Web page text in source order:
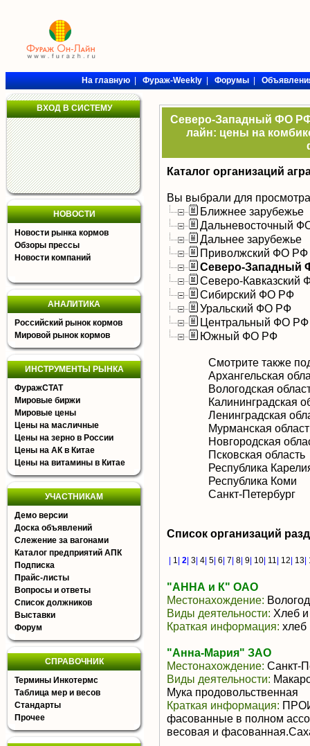
На главную|Фураж-Weekly|Форумы|
ВХОД В СИСТЕМУ
НОВОСТИ
Новости рынка кормов
Обзоры прессы
Новости компаний
АНАЛИТИКА
Российский рынок кормов
Мировой рынок кормов
ИНСТРУМЕНТЫ РЫНКА
ФуражСТАТ
Мировые биржи
Мировые цены
Цены на масличные
Цены на зерно в России
Цены на АК в Китае
Цены на витамины в Китае
УЧАСТНИКАМ
Демо версии
Доска объявлений
Слежение за вагонами
Каталог предприятий АПК
Подписка
Прайс-листы
Вопросы и ответы
Список должников
Выставки
Форум
СПРАВОЧНИК
Термины Инкотермс
Таблица мер и весов
Стандарты
Прочее
Северо-Западный ФО
лайн: цены на
Каталог организаций
Вы выбрали для
Ближнее зарубежье
Дальневосточный
Дальнее зарубежье
Приволжский ФО РФ
Северо-Западный
Северо-Кавказский
Сибирский ФО РФ
Уральский ФО РФ
Центральный ФО РФ
Южный ФО РФ
Смотрите также
Архангельская
Вологодская
Калининградская
Ленинградская
Мурманская
Новгородская
Псковская область
Республика
Республика Коми
Санкт-Петербург
Список организаций
1 2 3 4 5 6 7 8 9 10 11 12 13
"АННА и К" ОАО
Местонахождение:
Виды деятельности: Хлеб
Краткая информация: хлеб
"Анна-Мария" ЗАО
Местонахождение: Санкт-
Виды деятельности:
Мука продовольственная
Краткая информация:
фасованные в полном
весовая и